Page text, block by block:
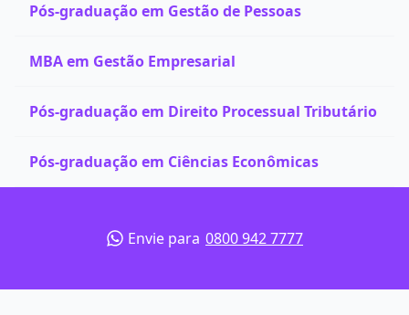
Pós-graduação em Gestão de Pessoas
MBA em Gestão Empresarial
Pós-graduação em Direito Processual Tributário
Pós-graduação em Ciências Econômicas
Envie para 0800 942 7777